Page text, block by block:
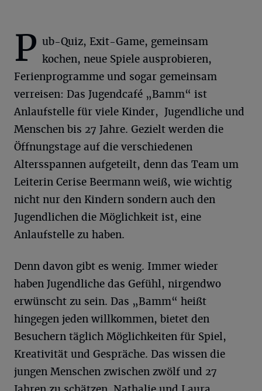
P ub-Quiz, Exit-Game, gemeinsam
kochen, neue Spiele ausprobieren,
Ferienprogramme und sogar gemeinsam
verreisen: Das Jugendcafé „Bamm“ ist
Anlaufstelle für viele Kinder, Jugendliche und
Menschen bis 27 Jahre. Gezielt werden die
Öffnungstage auf die verschiedenen
Altersspannen aufgeteilt, denn das Team um
Leiterin Cerise Beermann weiß, wie wichtig
nicht nur den Kindern sondern auch den
Jugendlichen die Möglichkeit ist, eine
Anlaufstelle zu haben.
Denn davon gibt es wenig. Immer wieder
haben Jugendliche das Gefühl, nirgendwo
erwünscht zu sein. Das „Bamm“ heißt
hingegen jeden willkommen, bietet den
Besuchern täglich Möglichkeiten für Spiel,
Kreativität und Gespräche. Das wissen die
jungen Menschen zwischen zwölf und 27